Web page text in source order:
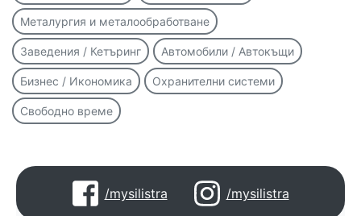
Металургия и металообработване
Заведения / Кетъринг Автомобили / Автокъщи
Бизнес / Икономика Охранителни системи
Свободно време
/mysilistra /mysilistra